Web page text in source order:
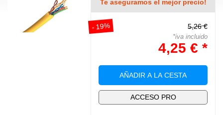
Te aseguramos el mejor precio!
- 19% 5,26 €
*iva incluido
4,25 € *
AÑADIR A LA CESTA
ACCESO PRO